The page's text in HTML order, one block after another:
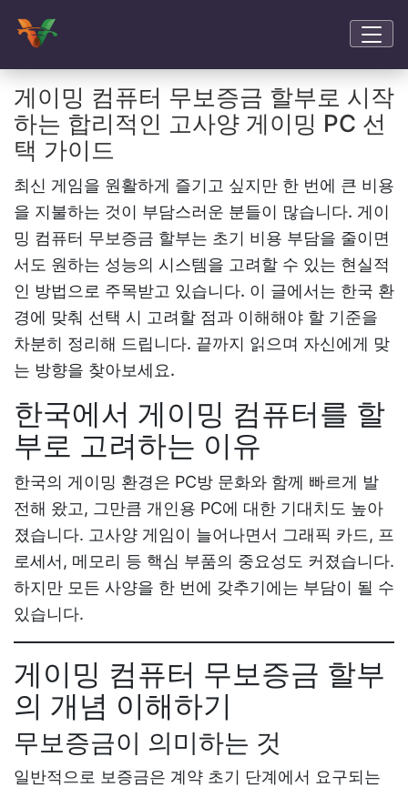
게이밍 컴퓨터 무보증금 할부로 시작
하는 합리적인 고사양 게이밍 PC 선
택 가이드
최신 게임을 원활하게 즐기고 싶지만 한 번에 큰 비용
을 지불하는 것이 부담스러운 분들이 많습니다. 게이
밍 컴퓨터 무보증금 할부는 초기 비용 부담을 줄이면
서도 원하는 성능의 시스템을 고려할 수 있는 현실적
인 방법으로 주목받고 있습니다. 이 글에서는 한국 환
경에 맞춰 선택 시 고려할 점과 이해해야 할 기준을
차분히 정리해 드립니다. 끝까지 읽으며 자신에게 맞
는 방향을 찾아보세요.
한국에서 게이밍 컴퓨터를 할
부로 고려하는 이유
한국의 게이밍 환경은 PC방 문화와 함께 빠르게 발
전해 왔고, 그만큼 개인용 PC에 대한 기대치도 높아
졌습니다. 고사양 게임이 늘어나면서 그래픽 카드, 프
로세서, 메모리 등 핵심 부품의 중요성도 커졌습니다.
하지만 모든 사양을 한 번에 갖추기에는 부담이 될 수
있습니다.
게이밍 컴퓨터 무보증금 할부
의 개념 이해하기
무보증금이 의미하는 것
일반적으로 보증금은 계약 초기 단계에서 요구되는